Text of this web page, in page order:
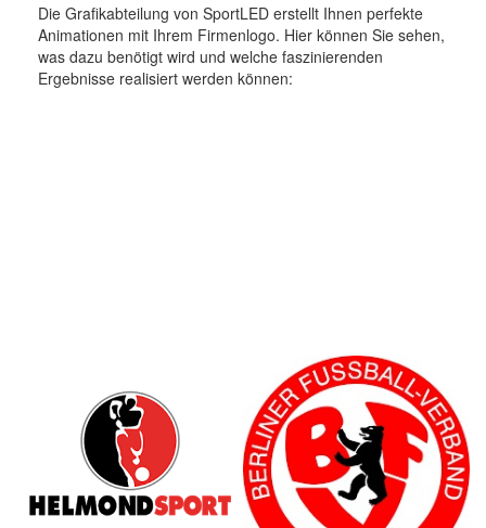
Die Grafikabteilung von SportLED erstellt Ihnen perfekte
Animationen mit Ihrem Firmenlogo. Hier können Sie sehen,
was dazu benötigt wird und welche faszinierenden
Ergebnisse realisiert werden können: